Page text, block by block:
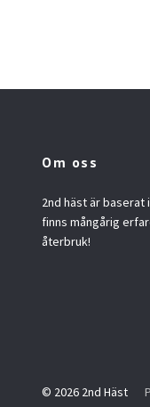
Om oss
2nd häst är baserat
finns mångårig
återbruk!
© 2026 2nd Häst